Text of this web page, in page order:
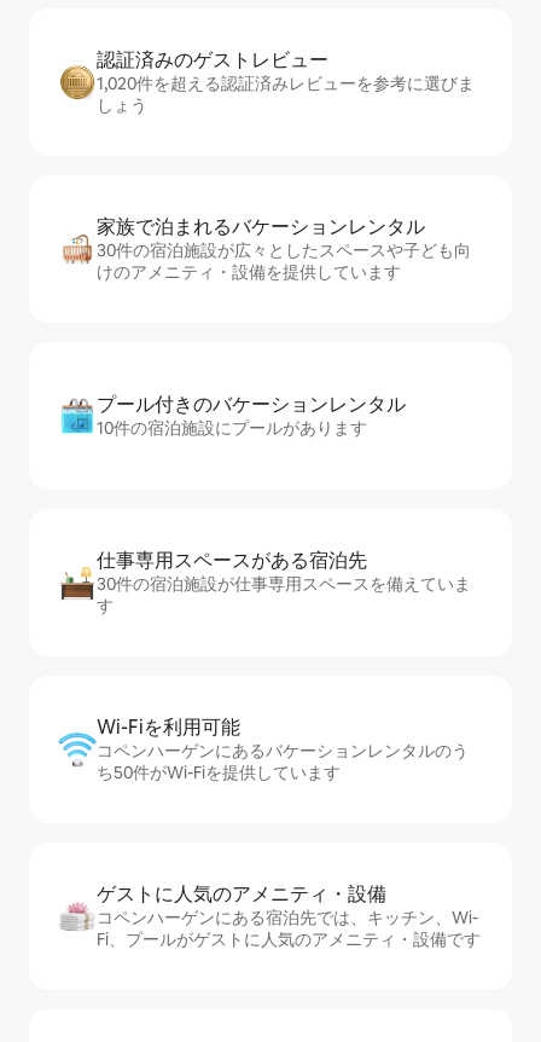
認証済みのゲ⁠ス⁠ト⁠レ⁠ビ⁠ュ⁠ー
1,020件を超える認証済みレビューを参考に選びま
しょう
家族で泊まれるバ⁠ケ⁠ー⁠シ⁠ョ⁠ンレ⁠ン⁠タ⁠ル
30件の宿泊施設が広々としたスペースや子ども向
けのアメニティ・設備を提供しています
プール付きのバ⁠ケ⁠ー⁠シ⁠ョ⁠ンレ⁠ン⁠タ⁠ル
10件の宿泊施設にプールがあります
仕事専用ス⁠ペ⁠ー⁠スがあ⁠る宿⁠泊⁠先
30件の宿泊施設が仕事専用スペースを備えていま
す
Wi-Fiを利⁠用⁠可⁠能
コペンハーゲンにあるバケーションレンタルのう
ち50件がWi-Fiを提供しています
ゲストに人⁠気⁠のア⁠メ⁠ニ⁠テ⁠ィ・設⁠備
コペンハーゲンにある宿泊先では、キッチン、Wi-
Fi、プールがゲストに人気のアメニティ・設備です